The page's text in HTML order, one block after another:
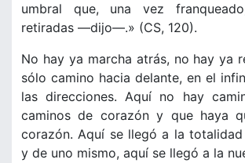
umbral que, una vez
retiradas —dijo—.» (CS, 120).
No hay ya marcha atrás, no hay ya
sólo camino hacia delante, en el
las direcciones. Aquí no hay
caminos de corazón y que haya
corazón. Aquí se llegó a la
y de uno mismo, aquí se llegó a la